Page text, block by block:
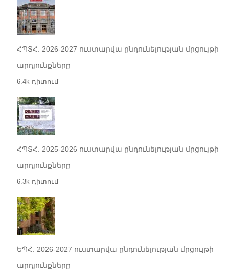
ՀՊՏՀ. 2026-2027 ուստարվա ընդունելության մրցույթի
արդյունքները
6.4k դիտում
ՀՊՏՀ. 2025-2026 ուստարվա ընդունելության մրցույթի
արդյունքները
6.3k դիտում
ԵՊՀ. 2026-2027 ուստարվա ընդունելության մրցույթի
արդյունքները